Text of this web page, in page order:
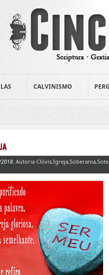
CALVINISMO
Autoria Clóvis,Igreja,Soberania,